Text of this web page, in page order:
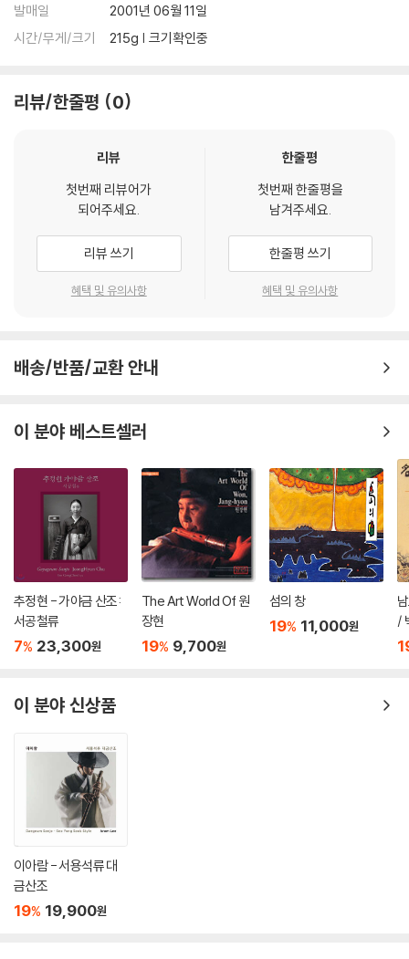
발매일
2001년 06월 11일
시간/무게/크기
215g | 크기확인중
리뷰/한줄평 0
리뷰
첫번째 리뷰어가
되어주세요.
리뷰 쓰기
혜택 및 유의사항
한줄평
첫번째 한줄평을
남겨주세요.
한줄평 쓰기
혜택 및 유의사항
배송/반품/교환 안내
이 분야 베스트셀러
추정현 - 가야금 산조:
서공철류
7% 23,300원
The Art World Of 원
장현
19% 9,700원
섬의 창
19% 11,000원
/
이 분야 신상품
이아람 - 서용석류 대
금산조
19% 19,900원